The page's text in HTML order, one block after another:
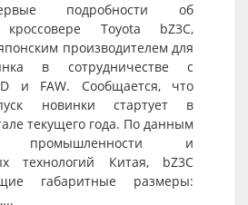
подробности об
кроссовере Toyota bZ3C,
производителем для
в сотрудничестве с
и FAW. Сообщается, что
новинки стартует в
текущего года. По данным
промышленности и
технологий Китая, bZ3C
габаритные размеры: